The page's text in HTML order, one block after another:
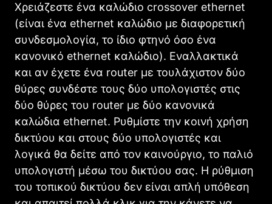
Χρειάζεστε ένα καλώδιο crossover ethernet
(είναι ένα ethernet καλώδιο με διαφορετική
συνδεσμολογία, το ίδιο φτηνό όσο ένα
κανονικό ethernet καλώδιο). Εναλλακτικά
και αν έχετε ένα router με τουλάχιστον δύο
θύρες συνδέστε τους δύο υπολογιστές στις
δύο θύρες του router με δύο κανονικά
καλώδια ethernet. Ρυθμίστε την κοινή χρήση
δικτύου και στους δύο υπολογιστές και
λογικά θα δείτε από τον καινούργιο, το παλιό
υπολογιστή μέσω του δικτύου σας. Η ρύθμιση
του τοπικού δικτύου δεν είναι απλή υπόθεση